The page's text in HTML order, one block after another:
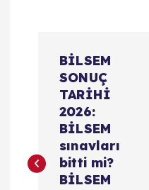
ı
BİLSEM
SONUÇ
TARİHİ
2026:
BİLSEM
sınavları
bitti mi?
BİLSEM